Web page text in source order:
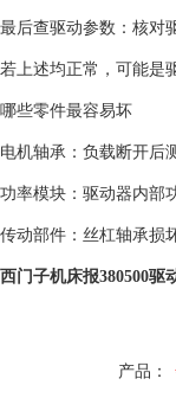
最后查驱动参数‌：核对
若上述均正常，可能是
哪些零件最容易坏
电机轴承‌：负载断开后
功率模块‌：驱动器内部
传动部件‌：丝杠轴承损
西门子机床报380500驱
产品：